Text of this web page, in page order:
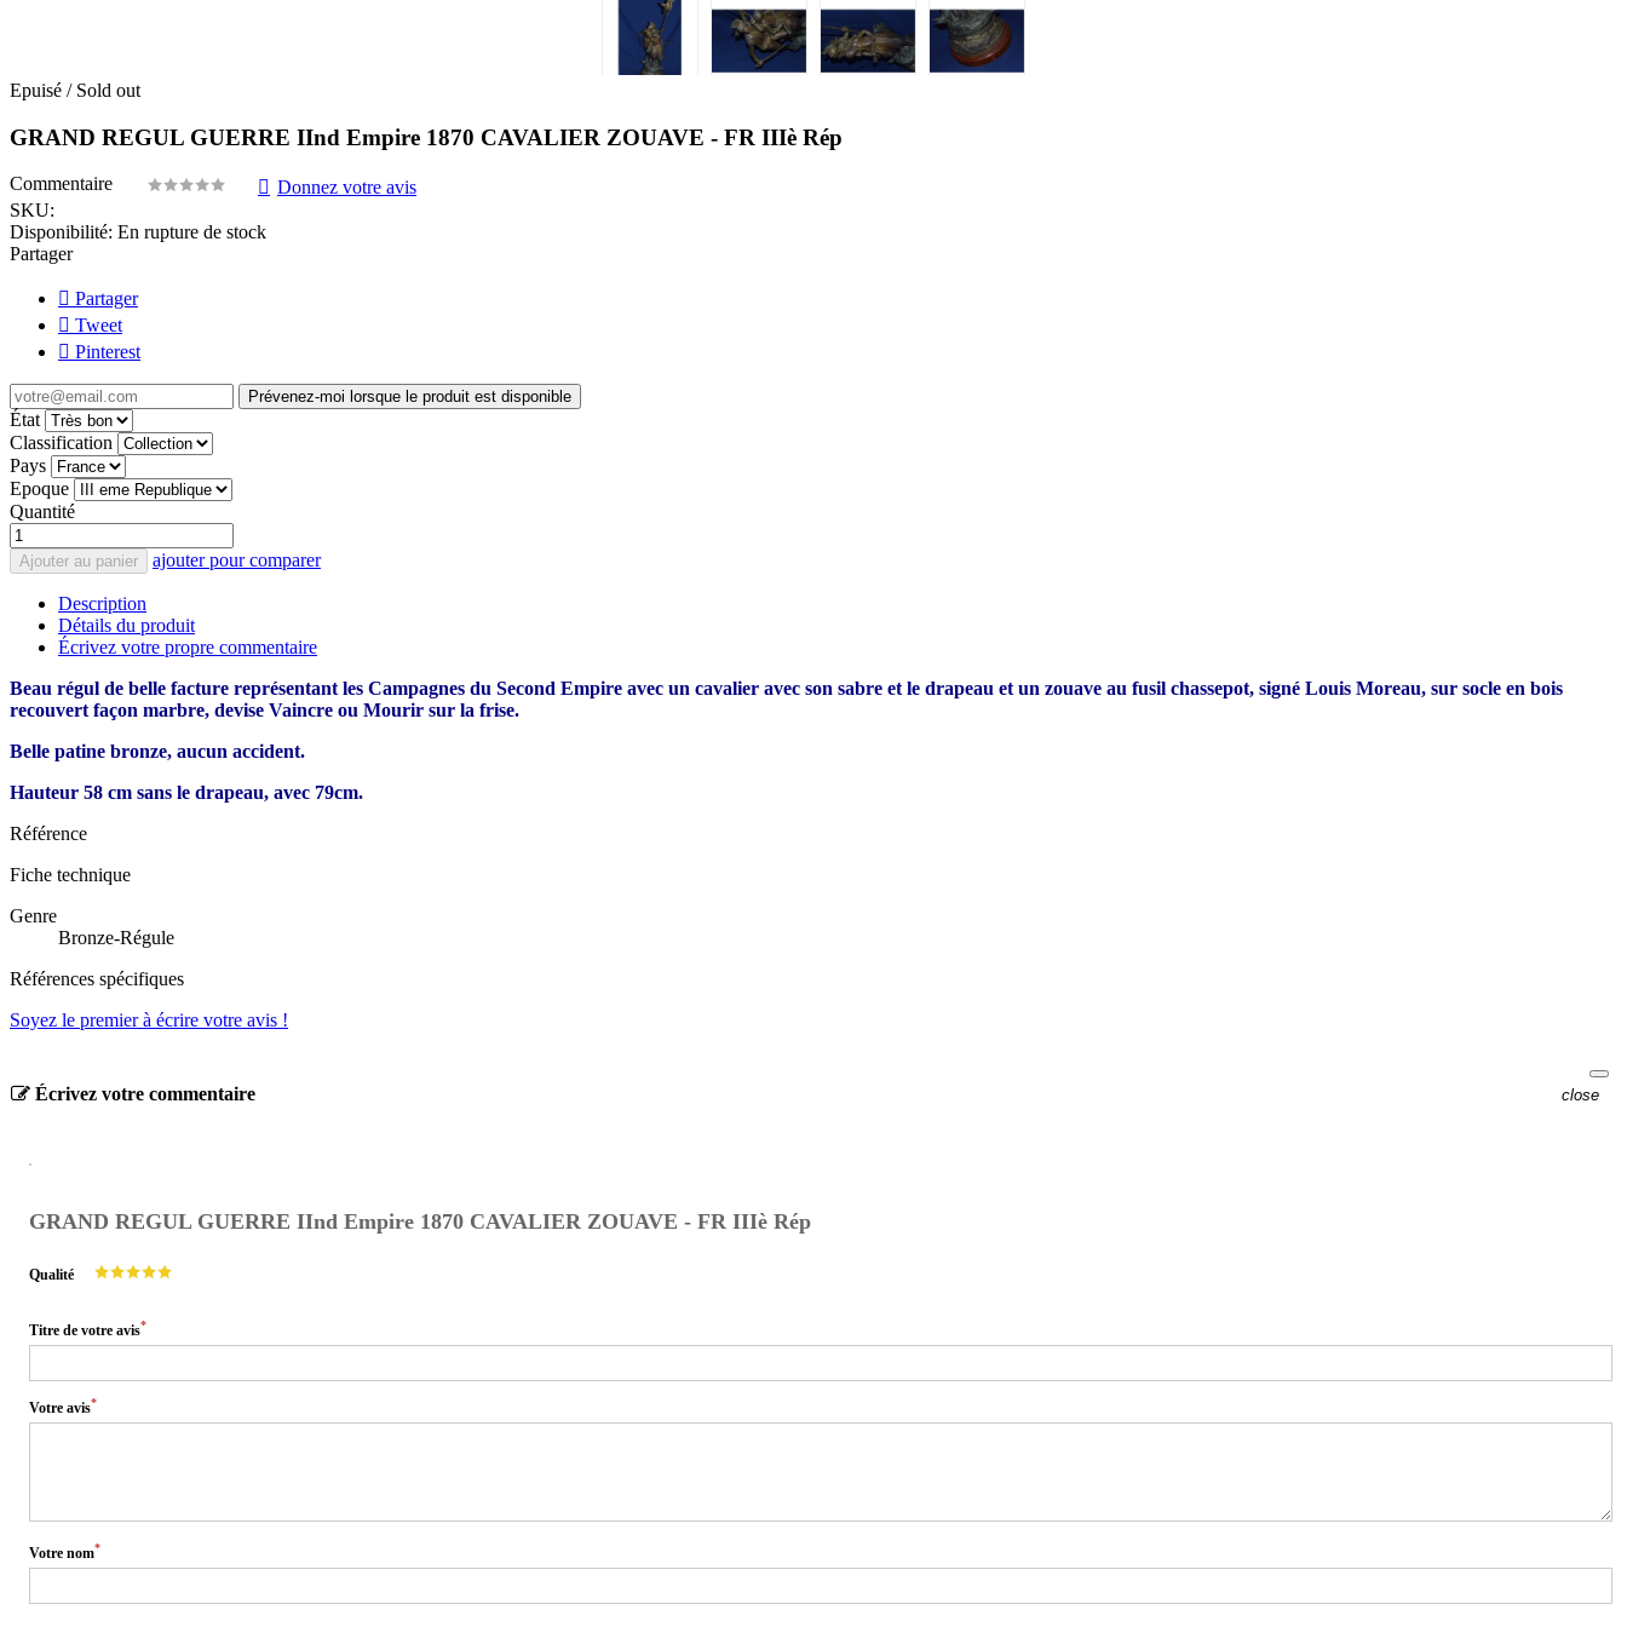
Epuisé / Sold out
GRAND REGUL GUERRE IInd Empire 1870 CAVALIER ZOUAVE - FR IIIè Rép
Commentaire
Donnez votre avis
SKU:
Disponibilité: En rupture de stock
Partager
Partager
Tweet
Pinterest
Prévenez-moi lorsque le produit est disponible
État
Classification
Pays
Epoque
Quantité
Ajouter au panier ajouter pour comparer
Description
Détails du produit
Écrivez votre propre commentaire
Beau régul de belle facture représentant les Campagnes du Second Empire avec un cavalier avec son sabre et le drapeau et un zouave au fusil chassepot, signé Louis Moreau, sur socle en bois
recouvert façon marbre, devise Vaincre ou Mourir sur la frise.
Belle patine bronze, aucun accident.
Hauteur 58 cm sans le drapeau, avec 79cm.
Référence
Fiche technique
Genre
Bronze-Régule
Références spécifiques
Soyez le premier à écrire votre avis !
Écrivez votre commentaire close
GRAND REGUL GUERRE IInd Empire 1870 CAVALIER ZOUAVE - FR IIIè Rép
Qualité
Titre de votre avis*
Votre avis*
Votre nom*